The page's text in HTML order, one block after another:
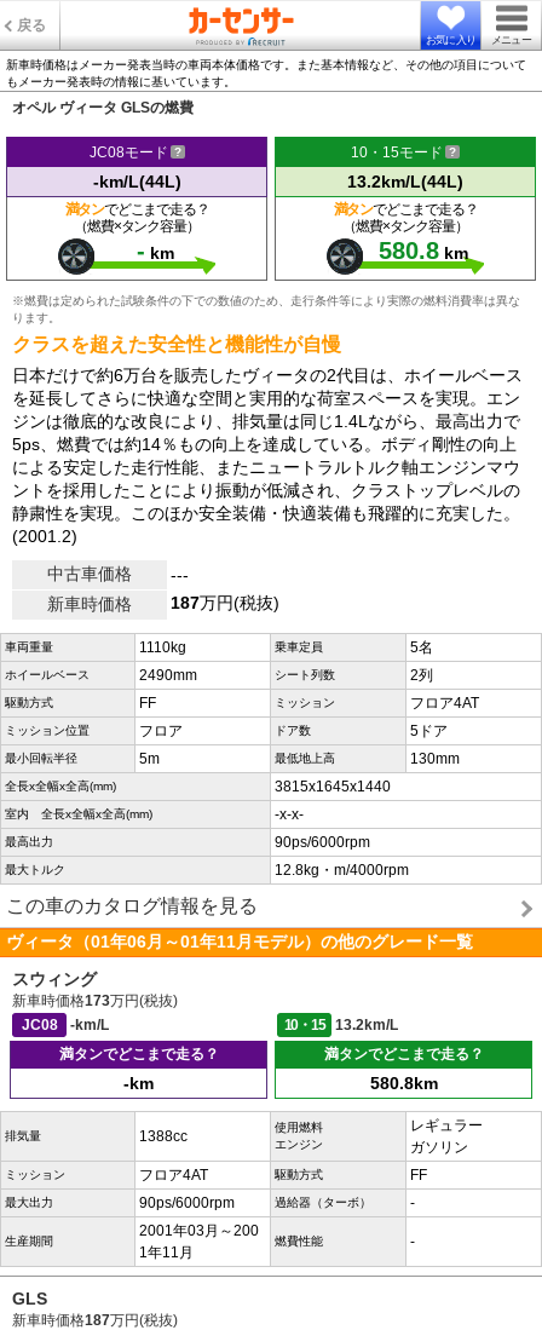
戻る
お気に入り メニュー
新車時価格はメーカー発表当時の車両本体価格です。また基本情報など、その他の項目について
もメーカー発表時の情報に基いています。
オペル ヴィータ GLSの燃費
JC08モード
-km/L(44L)
満タンでどこまで走る？
（燃費×タンク容量）
- km
10・15モード
13.2km/L(44L)
満タンでどこまで走る？
（燃費×タンク容量）
580.8 km
※燃費は定められた試験条件の下での数値のため、走行条件等により実際の燃料消費率は異な
ります。
クラスを超えた安全性と機能性が自慢
日本だけで約6万台を販売したヴィータの2代目は、ホイールベース
を延長してさらに快適な空間と実用的な荷室スペースを実現。エン
ジンは徹底的な改良により、排気量は同じ1.4Lながら、最高出力で
5ps、燃費では約14％もの向上を達成している。ボディ剛性の向上
による安定した走行性能、またニュートラルトルク軸エンジンマウ
ントを採用したことにより振動が低減され、クラストップレベルの
静粛性を実現。このほか安全装備・快適装備も飛躍的に充実した。
(2001.2)
中古車価格
---
新車時価格
187万円(税抜)
車両重量 1110kg 乗車定員 5名
ホイールベース 2490mm シート列数 2列
駆動方式 FF ミッション フロア4AT
ミッション位置 フロア ドア数 5ドア
最小回転半径 5m 最低地上高 130mm
全長x全幅x全高(mm) 3815x1645x1440
室内 全長x全幅x全高(mm) -x-x-
最高出力 90ps/6000rpm
最大トルク 12.8kg・m/4000rpm
この車のカタログ情報を見る
ヴィータ（01年06月～01年11月モデル）の他のグレード一覧
スウィング
新車時価格173万円(税抜)
JC08
-km/L 10・15
13.2km/L
満タンでどこまで走る？
-km
満タンでどこまで走る？
580.8km
排気量 1388cc
使用燃料
エンジン
レギュラー
ガソリン
ミッション フロア4AT 駆動方式 FF
最大出力 90ps/6000rpm 過給器（ターボ） -
生産期間
2001年03月～200
1年11月
燃費性能 -
GLS
新車時価格187万円(税抜)